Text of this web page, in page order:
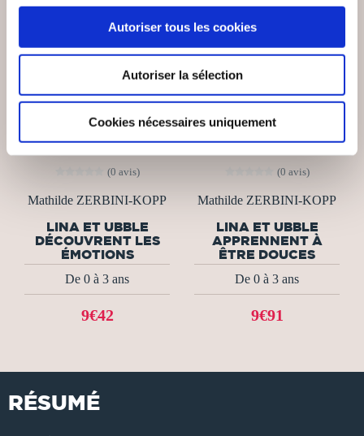
Autoriser tous les cookies
Autoriser la sélection
Cookies nécessaires uniquement
(0 avis)
Mathilde ZERBINI-KOPP
LINA ET UBBLE
DÉCOUVRENT LES
ÉMOTIONS
De 0 à 3 ans
9€42
(0 avis)
Mathilde ZERBINI-KOPP
LINA ET UBBLE
APPRENNENT À
ÊTRE DOUCES
De 0 à 3 ans
9€91
RÉSUMÉ